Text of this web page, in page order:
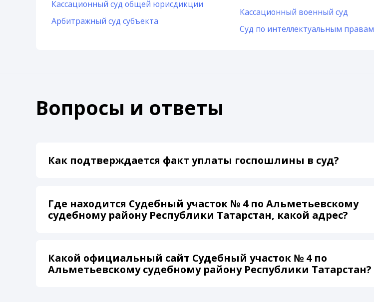
Кассационный суд общей юрисдикции
Арбитражный суд субъекта
Кассационный военный суд
Суд по интеллектуальным правам
Вопросы и ответы
Как подтверждается факт уплаты госпошлины в суд?
Где находится Судебный участок № 4 по Альметьевскому
судебному району Республики Татарстан, какой адрес?
Какой официальный сайт Судебный участок № 4 по
Альметьевскому судебному району Республики Татарстан?